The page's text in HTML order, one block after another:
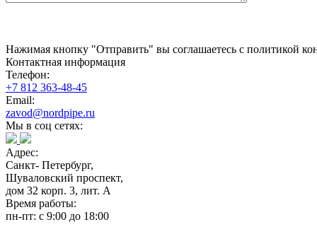
Нажимая кнопку "Отправить" вы соглашаетесь с политикой
Контактная информация
Телефон:
+7 812 363-48-45
Email:
zavod@nordpipe.ru
Мы в соц сетях:
Адрес:
Санкт- Петербург,
Шуваловский проспект,
дом 32 корп. 3, лит. А
Время работы:
пн-пт: с 9:00 до 18:00